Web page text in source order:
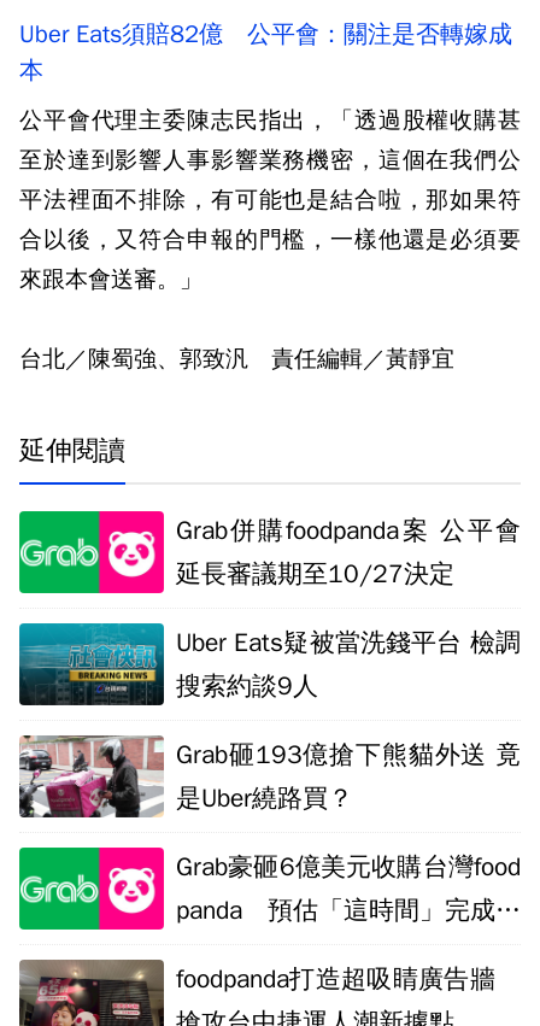
Uber Eats須賠82億 公平會：關注是否轉嫁成
本
公平會代理主委陳志民指出，「透過股權收購甚
至於達到影響人事影響業務機密，這個在我們公
平法裡面不排除，有可能也是結合啦，那如果符
合以後，又符合申報的門檻，一樣他還是必須要
來跟本會送審。」
台北／陳蜀強、郭致汎 責任編輯／黃靜宜
延伸閱讀
Grab併購foodpanda案 公平會
延長審議期至10/27決定
Uber Eats疑被當洗錢平台 檢調
搜索約談9人
Grab砸193億搶下熊貓外送 竟
是Uber繞路買？
Grab豪砸6億美元收購台灣food
panda 預估「這時間」完成平
foodpanda打造超吸睛廣告牆